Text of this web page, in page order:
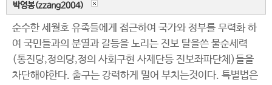
박영봉(zzang2004)
순수한 세월호 유족들에게 접근하여 국가와 정부를 무력화 하
여 국민들과의 분열과 갈등을 노리는 진보 탈을쓴 불순세력
(통진당,정의당,정의 사회구현 사제단등 진보좌파단체)들을
차단해야한다. 출구는 강력하게 밀어 부치는것이다. 특별법은